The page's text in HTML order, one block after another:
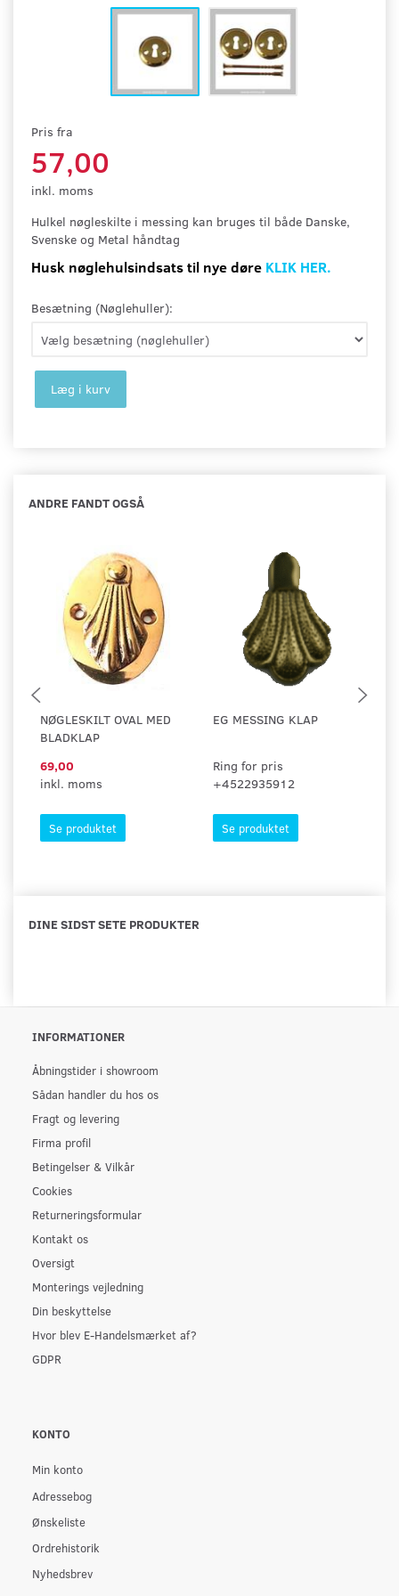
Pris fra
57,00
inkl. moms
Hulkel nøgleskilte i messing kan bruges til både Danske,
Svenske og Metal håndtag
Husk nøglehulsindsats til nye døre KLIK HER.
Besætning (Nøglehuller):
Læg i kurv
ANDRE FANDT OGSÅ
NØGLESKILT OVAL MED
BLADKLAP
69,00
inkl. moms
Se produktet
EG MESSING KLAP
Ring for pris
+4522935912
Se produktet
DINE SIDST SETE PRODUKTER
INFORMATIONER
Åbningstider i showroom
Sådan handler du hos os
Fragt og levering
Firma profil
Betingelser & Vilkår
Cookies
Returneringsformular
Kontakt os
Oversigt
Monterings vejledning
Din beskyttelse
Hvor blev E-Handelsmærket af?
GDPR
KONTO
Min konto
Adressebog
Ønskeliste
Ordrehistorik
Nyhedsbrev